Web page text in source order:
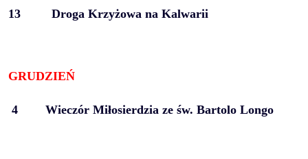
13 Droga Krzyżowa na Kalwarii
GRUDZIEŃ
4 Wieczór Miłosierdzia ze św. Bartolo Longo